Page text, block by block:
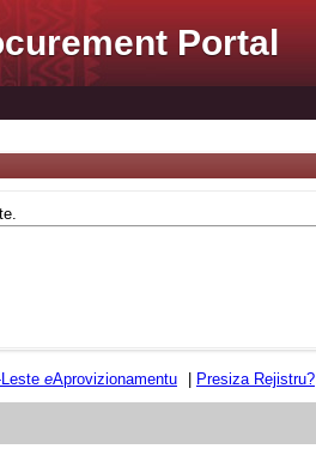
Portal
eAprovizionamentu Presiza Rejistru?